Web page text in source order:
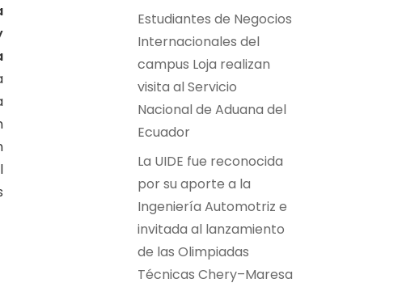
Estudiantes de Negocios
Internacionales del
campus Loja realizan
visita al Servicio
Nacional de Aduana del
Ecuador
La UIDE fue reconocida
por su aporte a la
Ingeniería Automotriz e
invitada al lanzamiento
de las Olimpiadas
Técnicas Chery–Maresa